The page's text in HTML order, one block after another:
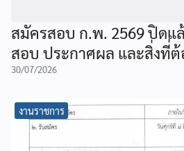
สมัครสอบ ก.พ. 2569 ปิดแ
สอบ ประกาศผล และสิ่งที่
30/07/2026
งานราชการ